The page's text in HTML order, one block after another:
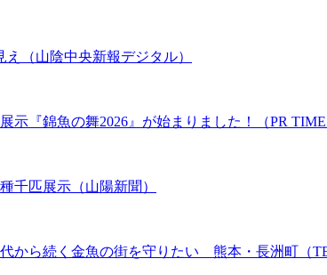
（山陰中央新報デジタル）
示『錦魚の舞2026』が始まりました！（PR
千匹展示（山陽新聞）
から続く金魚の街を守りたい 熊本・長洲町（